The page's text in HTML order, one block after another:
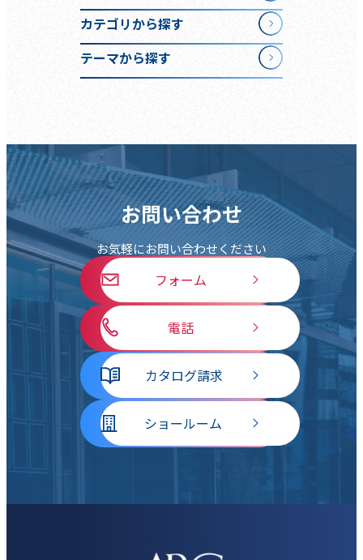
カテゴリから探す
テーマから探す
お問い合わせ
お気軽にお問い合わせください
フォーム
電話
カタログ請求
ショールーム